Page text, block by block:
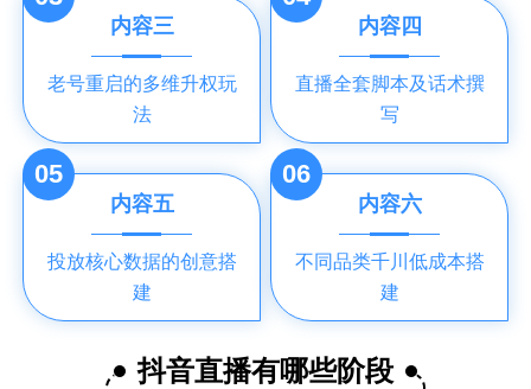
内容三
老号重启的多维升权玩
法
内容四
直播全套脚本及话术撰
写
05
内容五
投放核心数据的创意搭
建
06
内容六
不同品类千川低成本搭
建
抖音直播有哪些阶段